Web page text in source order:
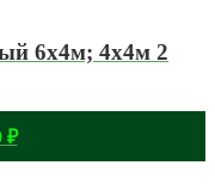
6х4м; 4х4м 2
₽